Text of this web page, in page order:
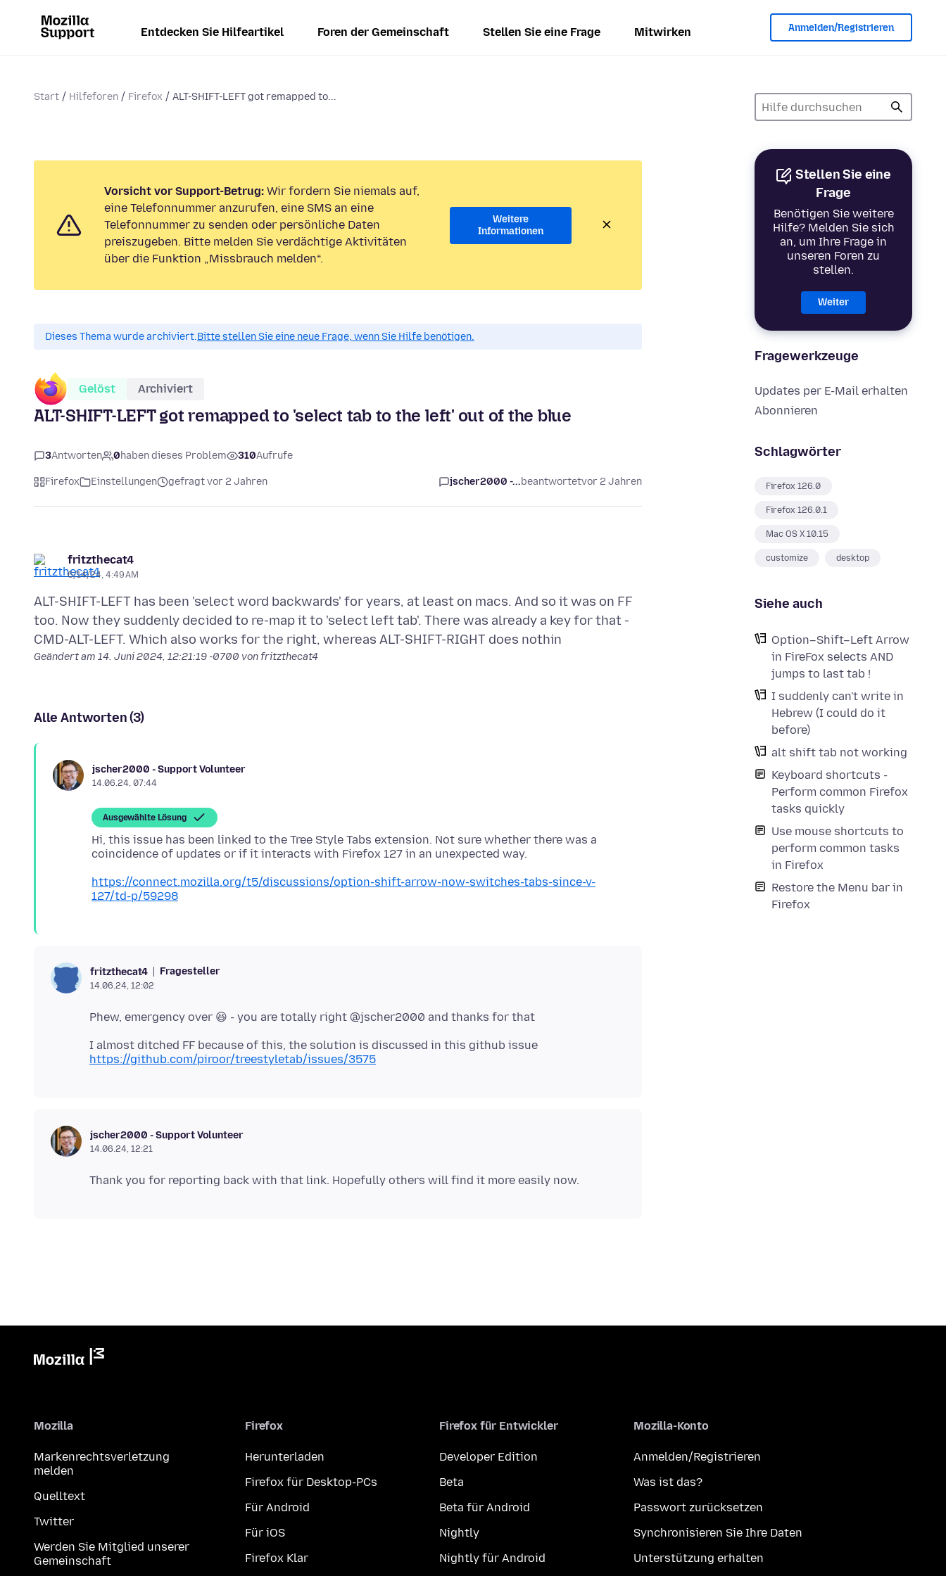
Entdecken Sie Hilfeartikel Foren der Gemeinschaft Stellen Sie eine Frage Mitwirken Anmelden/Registrieren
Start Hilfeforen Firefox ALT-SHIFT-LEFT got remapped to...
Stellen Sie eine
Frage
Benötigen Sie weitere
Hilfe? Melden Sie sich
an, um Ihre Frage in
unseren Foren zu
stellen.
Weiter
Fragewerkzeuge
Updates per E-Mail erhalten
Abonnieren
Schlagwörter
Firefox 126.0
Firefox 126.0.1
Mac OS X 10.15
customize desktop
Siehe auch
Option–Shift–Left Arrow
in FireFox selects AND
jumps to last tab !
I suddenly can't write in
Hebrew (I could do it
before)
alt shift tab not working
Keyboard shortcuts -
Perform common Firefox
tasks quickly
Use mouse shortcuts to
perform common tasks
in Firefox
Restore the Menu bar in
Firefox
Vorsicht vor Support-Betrug: Wir fordern Sie niemals auf,
eine Telefonnummer anzurufen, eine SMS an eine
Telefonnummer zu senden oder persönliche Daten
preiszugeben. Bitte melden Sie verdächtige Aktivitäten
über die Funktion „Missbrauch melden“.
Weitere
Informationen
Dieses Thema wurde archiviert.Bitte stellen Sie eine neue Frage, wenn Sie Hilfe benötigen.
Gelöst Archiviert
ALT-SHIFT-LEFT got remapped to 'select tab to the left' out of the blue
3Antworten 0haben dieses Problem 310Aufrufe
Firefox Einstellungen gefragt vor 2 Jahren jscher2000 -...beantwortetvor 2 Jahren
fritzthecat4
6/14/24, 4:49 AM
ALT-SHIFT-LEFT has been 'select word backwards' for years, at least on macs. And so it was on FF
too. Now they suddenly decided to re-map it to 'select left tab'. There was already a key for that -
Geändert am 14. Juni 2024, 12:21:19 -0700 von fritzthecat4
Alle Antworten (3)
jscher2000 - Support Volunteer
14.06.24, 07:44
Ausgewählte Lösung
Hi, this issue has been linked to the Tree Style Tabs extension. Not sure whether there was a
https://connect.mozilla.org/t5/discussions/option-shift-arrow-now-switches-tabs-since-v-
127/td-p/59298
fritzthecat4 Fragesteller
14.06.24, 12:02
https://github.com/piroor/treestyletab/issues/3575
jscher2000 - Support Volunteer
14.06.24, 12:21
Mozilla
Markenrechtsverletzung
melden
Quelltext
Twitter
Werden Sie Mitglied unserer
Gemeinschaft
Firefox
Herunterladen
Firefox für Desktop-PCs
Für Android
Für iOS
Firefox Klar
Firefox für Entwickler
Developer Edition
Beta
Beta für Android
Nightly
Nightly für Android
Mozilla-Konto
Anmelden/Registrieren
Was ist das?
Passwort zurücksetzen
Synchronisieren Sie Ihre Daten
Unterstützung erhalten